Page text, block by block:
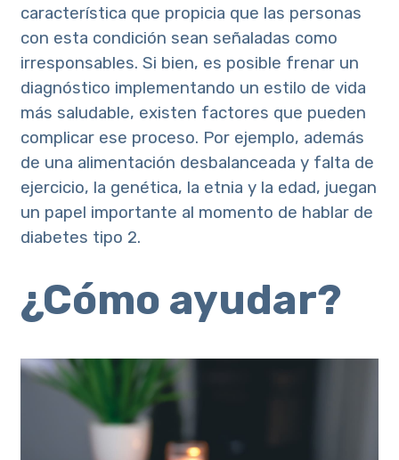
característica que propicia que las personas
con esta condición sean señaladas como
irresponsables. Si bien, es posible frenar un
diagnóstico implementando un estilo de vida
más saludable, existen factores que pueden
complicar ese proceso. Por ejemplo, además
de una alimentación desbalanceada y falta de
ejercicio, la genética, la etnia y la edad, juegan
un papel importante al momento de hablar de
diabetes tipo 2.
¿Cómo ayudar?